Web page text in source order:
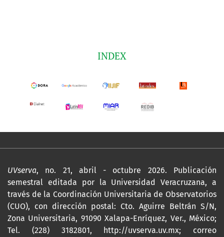
INDEX
UVserva, no. 21, abril - octubre 2026. Publicación
semestral editada por la Universidad Veracruzana, a
través de la Coordinación Universitaria de Observatorios
(CUO), con dirección postal: Cto. Aguirre Beltrán S/N,
Zona Universitaria, 91090 Xalapa-Enríquez, Ver., México;
Tel. (228) 3182801,
http://uvserva.uv.mx; correo